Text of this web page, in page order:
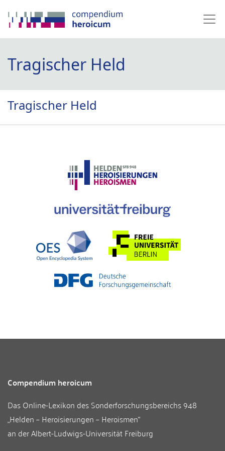
Tragischer Held
Tragischer Held
Compendium heroicum
Das Online-Lexikon desSonderforschungsbereichs 948
„Helden – Heroisierungen – Heroismen“
an derAlbert-Ludwigs-Universität Freiburg